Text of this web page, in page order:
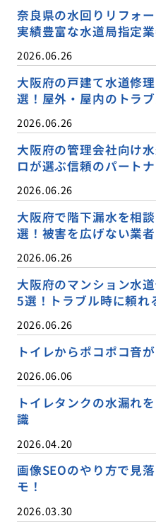
奈良県の水回りリフォ
実績豊富な水道局指定
2026.06.26
大阪府の戸建て水道修
選！屋外・屋内のトラ
2026.06.26
大阪府の管理会社向け
ロが選ぶ信頼のパート
2026.06.26
大阪府で階下漏水を相
選！被害を広げない業
2026.06.26
大阪府のマンション水
5選！トラブル時に頼
2026.06.26
トイレからポコポコ音
2026.06.06
トイレタンクの水漏れ
識
2026.04.20
画像SEOのやり方で見
モ！
2026.03.30